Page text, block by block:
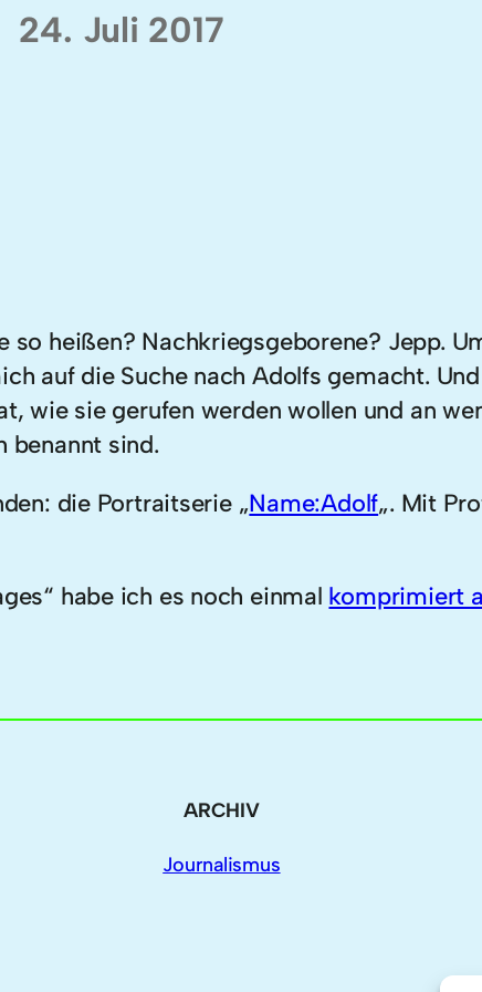
24. Juli 2017
heißen? Nachkriegsgeborene? Jepp.
auf die Suche nach Adolfs gemacht.
wie sie gerufen werden wollen und an
benannt sind.
die Portraitserie „Name:Adolf„. Mit
habe ich es noch einmal komprimiert
ARCHIV
Journalismus